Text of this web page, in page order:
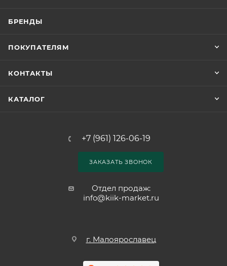
БРЕНДЫ
ПОКУПАТЕЛЯМ
КОНТАКТЫ
КАТАЛОГ
+7 (961) 126-06-19
ЗАКАЗАТЬ ЗВОНОК
Отдел продаж:
info@kiik-market.ru
г. Малоярославец